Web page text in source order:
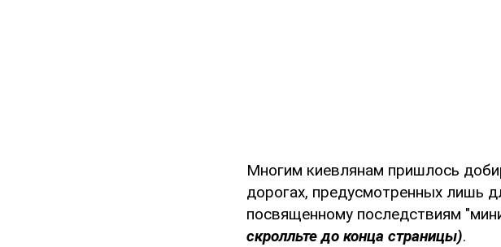
Многим киевлянам пришлось
дорогах, предусмотренных лишь
посвященному последствиям
скролльте до конца страницы).